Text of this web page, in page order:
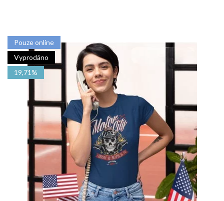
Pouze online
Vyprodáno
19,71%